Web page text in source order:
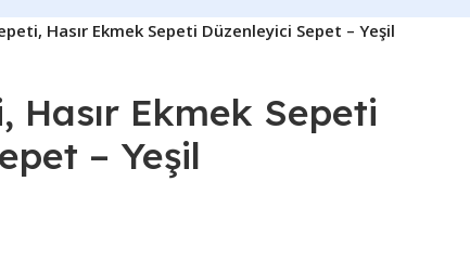
Hasır Ekmek Sepeti Düzenleyici Sepet – Yeşil
Hasır Ekmek Sepeti
– Yeşil